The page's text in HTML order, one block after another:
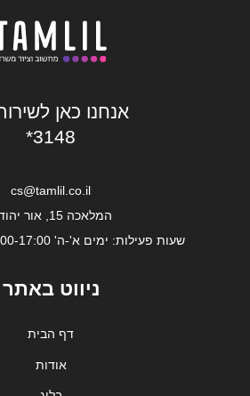
אנחנו כאן
*3148
cs@tamlil.co.il
המלאכה 15, אור יהודה
שעות פעילות: ימים א'-ה' 08:00-17:00 (יום ו' סגור)
ניווט באתר
דף הבית
אודות